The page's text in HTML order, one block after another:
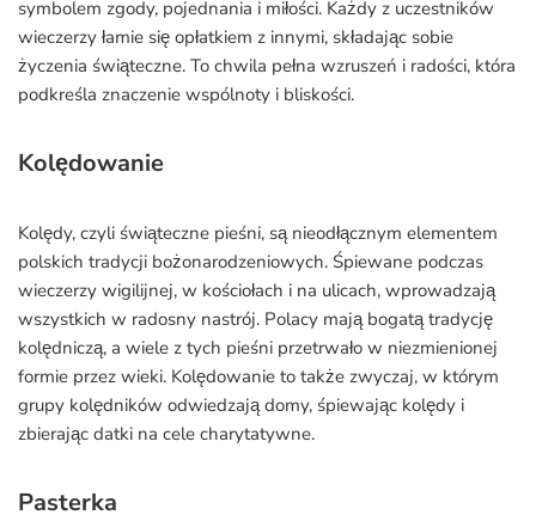
symbolem zgody, pojednania i miłości. Każdy z uczestników
wieczerzy łamie się opłatkiem z innymi, składając sobie
życzenia świąteczne. To chwila pełna wzruszeń i radości, która
podkreśla znaczenie wspólnoty i bliskości.
Kolędowanie
Kolędy, czyli świąteczne pieśni, są nieodłącznym elementem
polskich tradycji bożonarodzeniowych. Śpiewane podczas
wieczerzy wigilijnej, w kościołach i na ulicach, wprowadzają
wszystkich w radosny nastrój. Polacy mają bogatą tradycję
kolędniczą, a wiele z tych pieśni przetrwało w niezmienionej
formie przez wieki. Kolędowanie to także zwyczaj, w którym
grupy kolędników odwiedzają domy, śpiewając kolędy i
zbierając datki na cele charytatywne.
Pasterka